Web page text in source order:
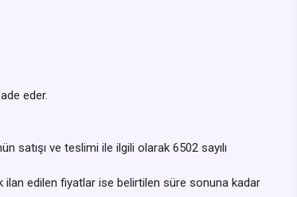
eder.
satışı ve teslimi ile ilgili olarak 6502 sayılı
ilan edilen fiyatlar ise belirtilen süre sonuna kadar